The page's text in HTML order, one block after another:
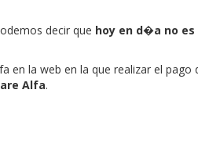
decir que hoy en d�a no es
en la web en la que realizar el pago
Alfa.